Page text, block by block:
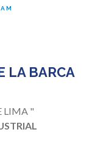
LA BARCA
LIMA "